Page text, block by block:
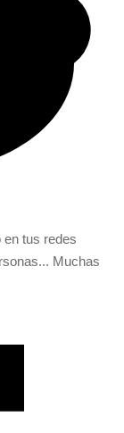
en tus redes
Muchas